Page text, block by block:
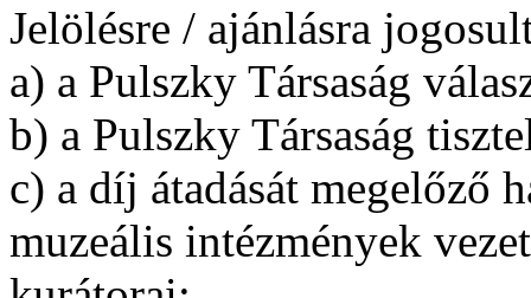
Jelölésre / ajánlásra
a) a Pulszky Társaság
b) a Pulszky Társaság
c) a díj átadását megelőző
muzeális intézmények